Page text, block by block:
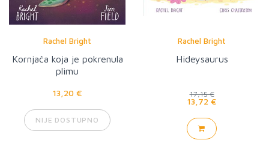
Rachel Bright
Kornjača koja je pokrenula
plimu
13,20 €
NIJE DOSTUPNO
Rachel Bright
Hideysaurus
17,15 €
13,72 €